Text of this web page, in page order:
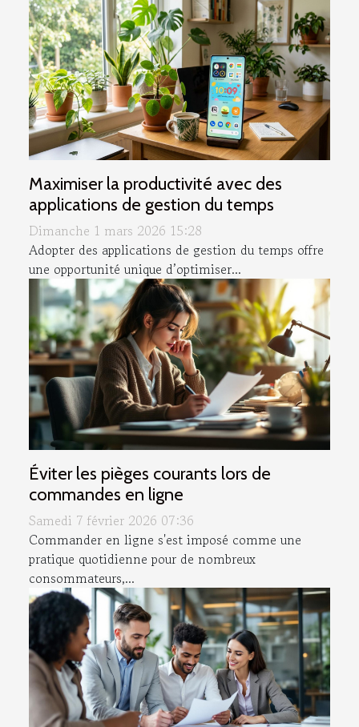
Maximiser la productivité avec des
applications de gestion du temps
Dimanche 1 mars 2026 15:28
Adopter des applications de gestion du temps offre
une opportunité unique d’optimiser...
Éviter les pièges courants lors de
commandes en ligne
Samedi 7 février 2026 07:36
Commander en ligne s'est imposé comme une
pratique quotidienne pour de nombreux
consommateurs,...